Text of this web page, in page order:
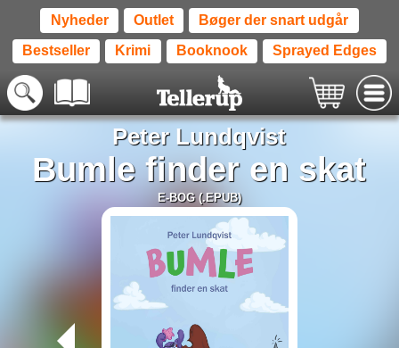
Nyheder Outlet Bøger der snart udgår
Bestseller Krimi Booknook Sprayed Edges
Peter Lundqvist
Bumle finder en skat
E-BOG (.EPUB)